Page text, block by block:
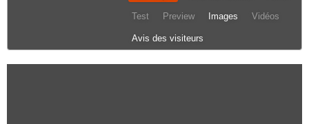
Test Preview Images Vidéos
Avis des visiteurs